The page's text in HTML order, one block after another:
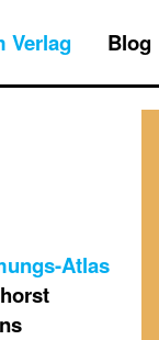
Verlag Blog
Atlas